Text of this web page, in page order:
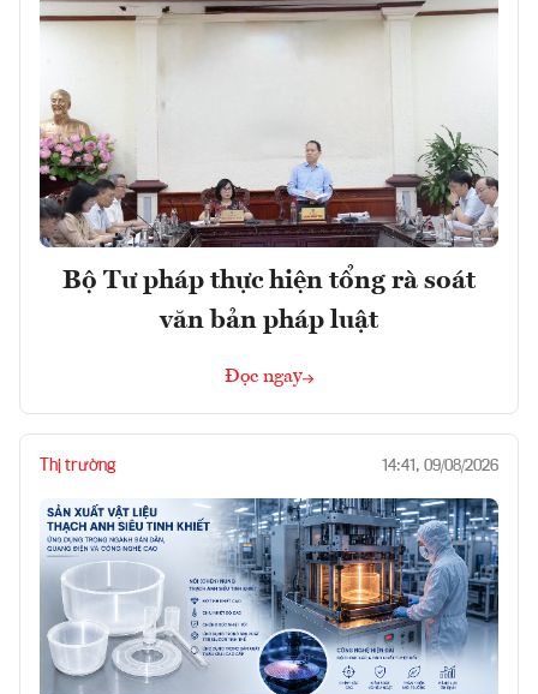
Bộ Tư pháp thực hiện tổng rà soát
văn bản pháp luật
Đọc ngay
Thị trường 14:41, 09/08/2026